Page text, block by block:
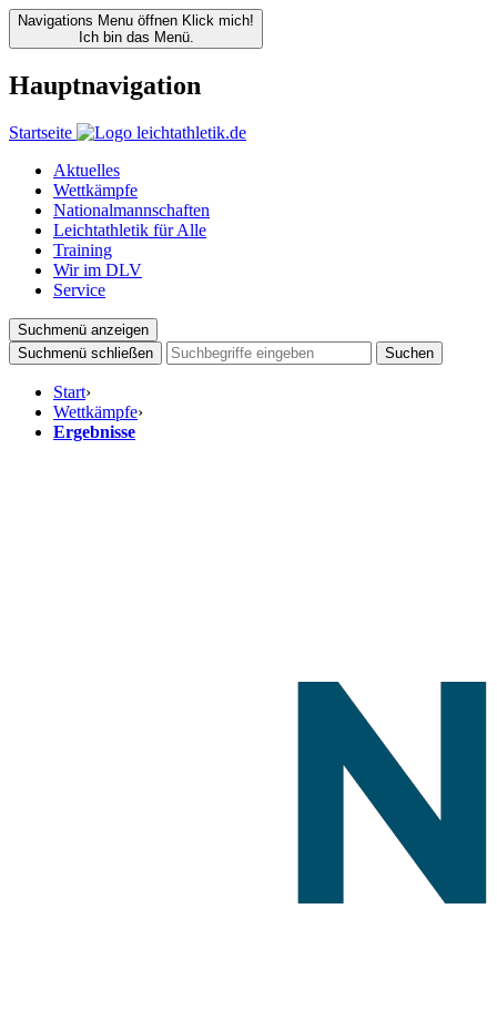
Navigations Menu öffnen Klick mich!
Ich bin das Menü.
Hauptnavigation
Startseite
Aktuelles
Wettkämpfe
Nationalmannschaften
Leichtathletik für Alle
Training
Wir im DLV
Service
Suchmenü anzeigen
Suchmenü schließen
Suchen
Start›
Wettkämpfe›
Ergebnisse